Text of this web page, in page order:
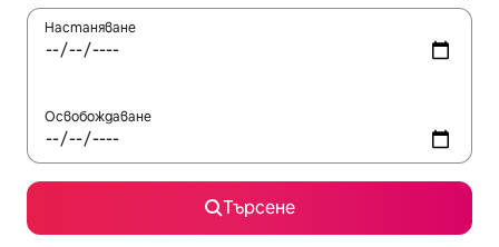
Настаняване
Освобождаване
Търсене